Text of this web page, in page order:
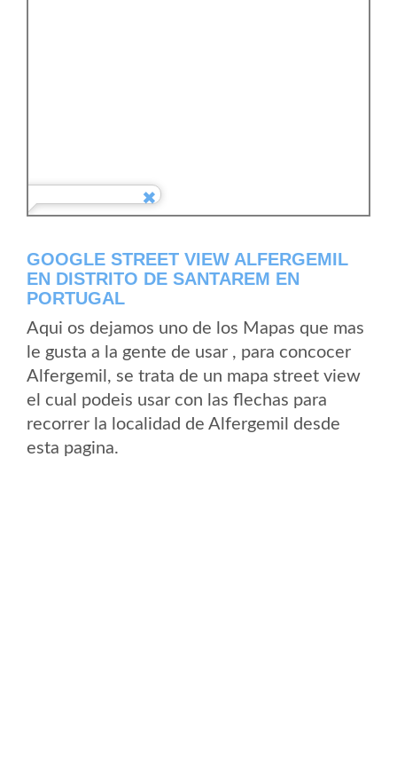
GOOGLE STREET VIEW ALFERGEMIL
EN DISTRITO DE SANTAREM EN
PORTUGAL
Aqui os dejamos uno de los Mapas que mas
le gusta a la gente de usar , para concocer
Alfergemil, se trata de un mapa street view
el cual podeis usar con las flechas para
recorrer la localidad de Alfergemil desde
esta pagina.